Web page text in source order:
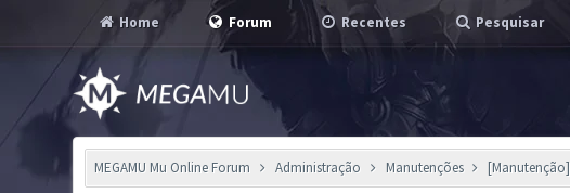
Home Forum Recentes Pesquisar
MEGAMU Mu Online Forum Administração Manutenções